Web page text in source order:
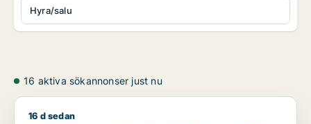
Hyra/salu
16 aktiva sökannonser just nu
Sven-Ingvar söker lager eller garage för uthyrning i Malmö
16 d sedan